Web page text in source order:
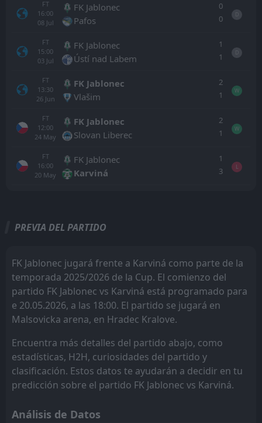
FT
16:00
08 Jul
FK Jablonec
Pafos
0
0
D
FT
15:00
03 Jul
FK Jablonec
Ústí nad Labem
1
1
D
FT
13:30
26 Jun
FK Jablonec
Vlašim
2
1
W
FT
12:00
24 May
FK Jablonec
Slovan Liberec
2
1
W
FT
16:00
20 May
FK Jablonec
Karviná
1
3
L
18
FT
14:30
10 Jul
Karviná
Považská Bystrica
2
0
W
FT
09:00
Karviná
FT
10:00
04Jul
Wisla Krakow
Karviná
0
27Jun
Karviná
Polonia Bytom
PREVIA DEL PARTIDO
FK Jablonec jugará frente a Karviná como parte de la
temporada 2025/2026 de la Cup. El comienzo del
partido FK Jablonec vs Karviná está programado para
e 20.05.2026, a las 18:00. El partido se jugará en
Malsovicka arena, en Hradec Kralove.
Encuentra más detalles del partido abajo, como
estadísticas, H2H, curiosidades del partido y
clasificación. Estos datos te ayudarán a decidir en tu
predicción sobre el partido FK Jablonec vs Karviná.
Análisis de Datos